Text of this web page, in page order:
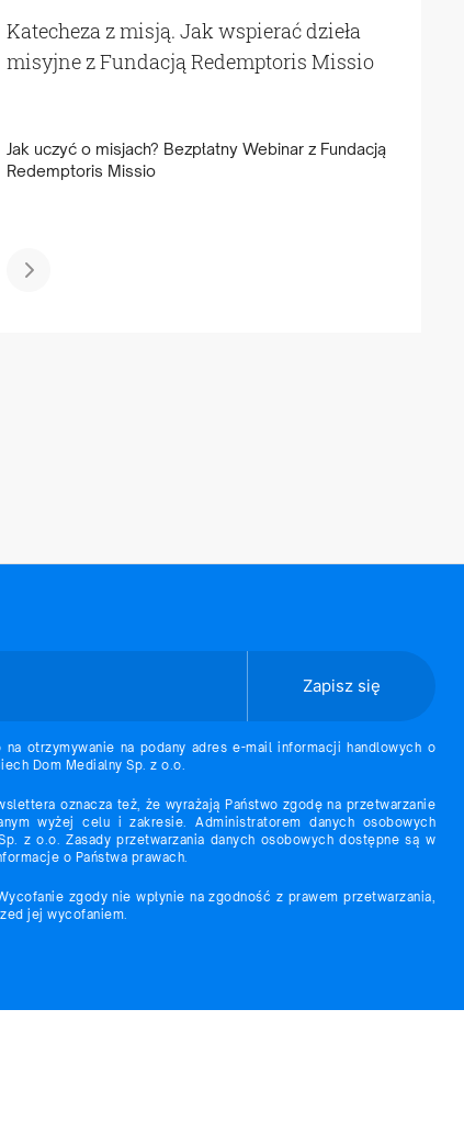
Katecheza z misją. Jak wspierać dzieła
misyjne z Fundacją Redemptoris Missio
Jak uczyć o misjach? Bezpłatny Webinar z Fundacją
Redemptoris Missio
Zapisz się
otrzymywanie na podany adres e-mail informacji handlowych o
Dom Medialny Sp. z o.o.
oznacza też, że wyrażają Państwo zgodę na przetwarzanie
wyżej celu i zakresie. Administratorem danych osobowych
z o.o. Zasady przetwarzania danych osobowych dostępne są w
o Państwa prawach.
zgody nie wpłynie na zgodność z prawem przetwarzania,
jej wycofaniem.